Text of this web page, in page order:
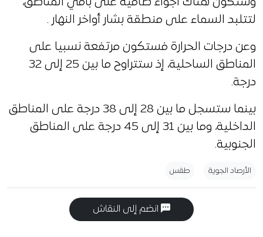
لتتلبد السماء على منطقة بشار أواخر النهار .
وعن درجات الحرارة فستكون مرتفعة نسبيا على
المناطق الساحلية، إذ ستتراوح ما بين 25 إلى 32
درجة.
بينما ستسجل ما بين 28 إلى 38 درجة على المناطق
الداخلية، وما بين 31 إلى 45 درجة على المناطق
الجنوبية.
الأرصاد الجوية طقس
انضم إلى النقاش